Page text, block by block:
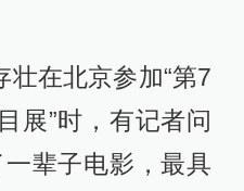
在北京参加“第7
展”时，有记者问
辈子电影，最具